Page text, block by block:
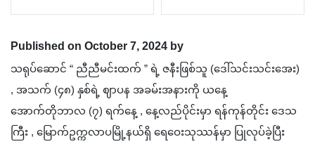
Published on October 7, 2024 by
သရုပ်ဆောင် “ ညီညီမင်းထက် ” ရဲ့ ဇနီးဖြစ်သူ (ဒေါ်သင်းသင်းအေး)
, အသက် (၄၈) နှစ်ရဲ့ ဈာပန အခမ်းအနားကို ယနေ့
အောက်တိုဘာလ (၇) ရက်နေ့ , နေ့လည်ပိုင်းမှာ ရန်ကုန်တိုင်း ဒေသ
ကြီး , မြောက်ဥက္ကလာပမြို့နယ်ရှိ ရေဝေးသုဿန်မှာ ပြုလုပ်ခဲ့ပြီး